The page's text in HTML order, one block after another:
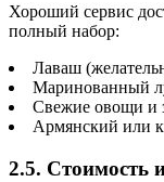
Хороший сервис
полный набор:
Лаваш
Маринованный
Свежие овощи и
Армянский или
2.5. Стоимость